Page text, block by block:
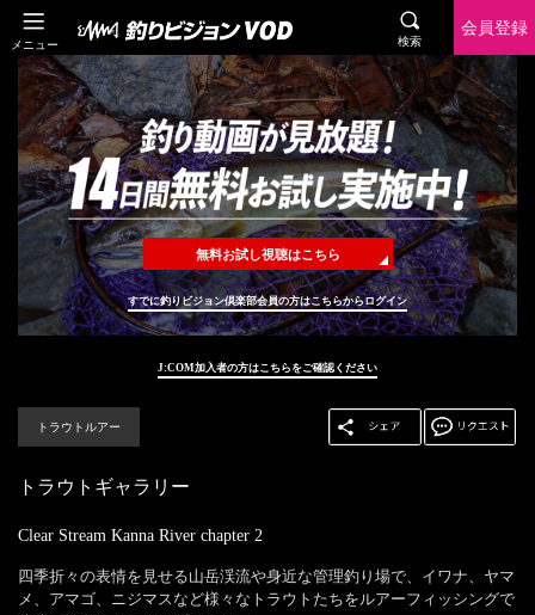
メニュー 検索
会員登録
無料お試し視聴はこちら
すでに釣りビジョン倶楽部会員の方はこちらからログイン
J:COM加入者の方はこちらをご確認ください
トラウトルアー
トラウトギャラリー
Clear Stream Kanna River chapter 2
四季折々の表情を見せる山岳渓流や身近な管理釣り場で、イワナ、ヤマ
メ、アマゴ、ニジマスなど様々なトラウトたちをルアーフィッシングで